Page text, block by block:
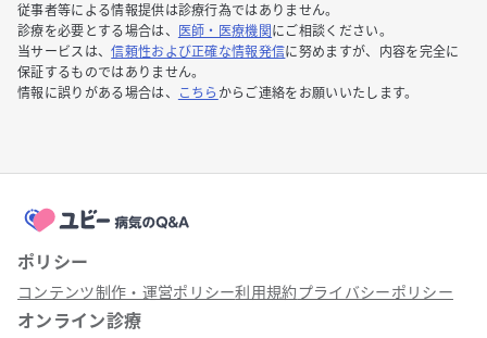
従事者等による情報提供は診療行為ではありません。
診療を必要とする場合は、
医師・医療機関 にご相談ください。
当サービスは、信頼性および正確な情報発信に努めますが、内容を完全に
保証するものではありません。
情報に誤りがある場合は、
こちら からご連絡をお願いいたします。
ポリシー
コンテンツ制作・運営ポリシー利用規約プライバシーポリシー
オンライン診療